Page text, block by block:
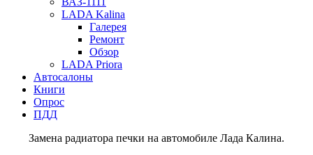
LADA Kalina
Галерея
Ремонт
Обзор
LADA Priora
Автосалоны
Книги
Опрос
ПДД
Замена радиатора печки на автомобиле Лада Калина.